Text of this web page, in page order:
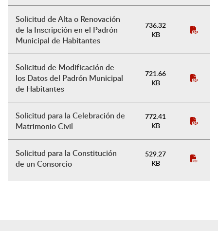
Solicitud de Alta o Renovación
de la Inscripción en el Padrón
Municipal de Habitantes
736.32
KB
Solicitud de Modificación de
los Datos del Padrón Municipal
de Habitantes
721.66
KB
Solicitud para la Celebración de
Matrimonio Civil
772.41
KB
Solicitud para la Constitución
de un Consorcio
529.27
KB